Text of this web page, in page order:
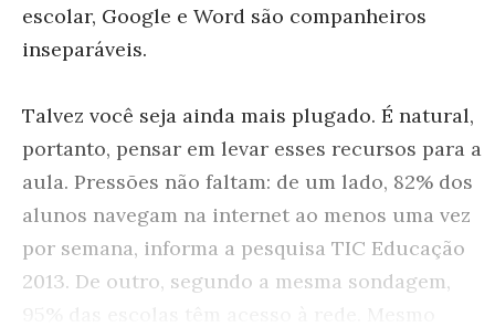
escolar, Google e Word são companheiros
inseparáveis.
Talvez você seja ainda mais plugado. É natural,
portanto, pensar em levar esses recursos para a
aula. Pressões não faltam: de um lado, 82% dos
alunos navegam na internet ao menos uma vez
por semana, informa a pesquisa TIC Educação
2013. De outro, segundo a mesma sondagem,